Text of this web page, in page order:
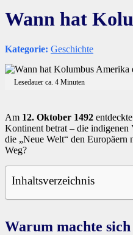
Wann hat
Kategorie: Geschichte
Lesedauer ca. 4 Minuten
Am 12. Oktober 1492
Kontinent betrat – die indigenen
die „Neue Welt“ den
Weg?
Inhaltsverzeichnis
Warum machte